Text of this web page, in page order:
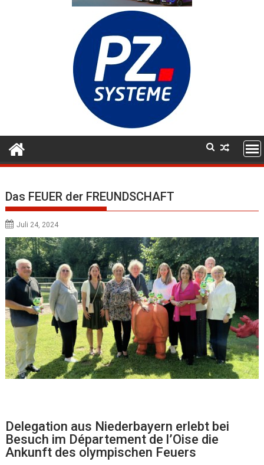
Das FEUER der FREUNDSCHAFT
Juli 24, 2024
Delegation aus Niederbayern erlebt bei
Besuch im Département de l’Oise die
Ankunft des olympischen Feuers